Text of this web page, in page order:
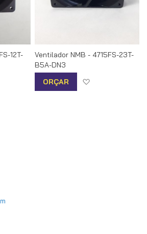
12T-
à lista de desejos
Ventilador NMB - 4715FS-23T-
B5A-DN3
ORÇAR